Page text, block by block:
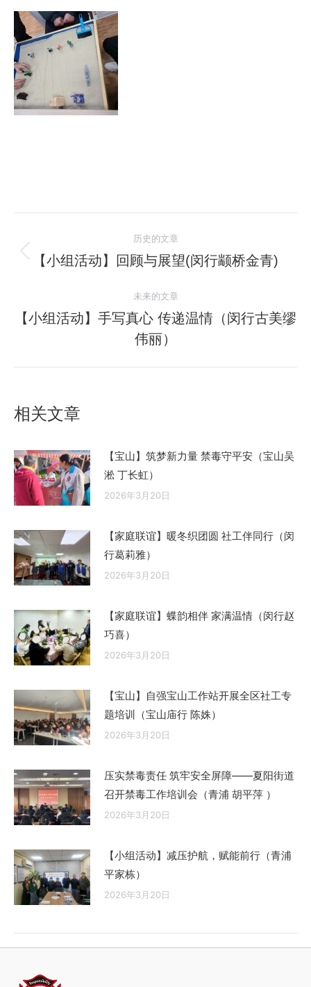
章
航
历史的文章
历
的
文
章：
【小组活动】回顾与展望(闵行颛桥金青)
未来的文章
未
来
的
【小组活动】手写真心 传递温情（闵行古美缪
伟丽）
相关文章
【宝山】筑梦新力量 禁毒守平安（宝山吴
淞 丁长虹）
2026年3月20日
【家庭联谊】暖冬织团圆 社工伴同行（闵
行葛莉雅）
2026年3月20日
【家庭联谊】蝶韵相伴 家满温情（闵行赵
巧喜）
2026年3月20日
【宝山】自强宝山工作站开展全区社工专
题培训（宝山庙行 陈姝）
2026年3月20日
压实禁毒责任 筑牢安全屏障——夏阳街道
召开禁毒工作培训会（青浦 胡平萍 ）
2026年3月20日
【小组活动】减压护航，赋能前行（青浦
平家栋）
2026年3月20日